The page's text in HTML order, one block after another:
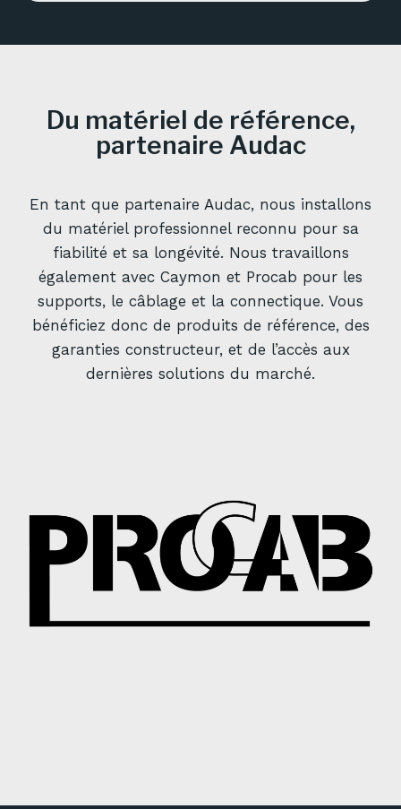
Du matériel de référence,
partenaire Audac
En tant que partenaire Audac, nous installons
du matériel professionnel reconnu pour sa
fiabilité et sa longévité. Nous travaillons
également avec Caymon et Procab pour les
supports, le câblage et la connectique. Vous
bénéficiez donc de produits de référence, des
garanties constructeur, et de l’accès aux
dernières solutions du marché.